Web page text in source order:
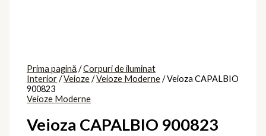
Prima pagină/Corpuri de iluminat
Interior/Veioze/Veioze Moderne/ Veioza CAPALBIO
900823
Veioze Moderne
Veioza CAPALBIO 900823